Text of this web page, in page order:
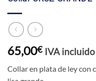
65,00€ IVA incluido
Collar en plata de ley con